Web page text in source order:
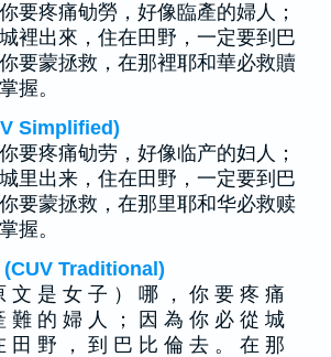
要疼痛劬勞，好像臨產的婦人；
裡出來，住在田野，一定要到巴
要蒙拯救，在那裡耶和華必救贖
握。
Simplified)
要疼痛劬劳，好像临产的妇人；
里出来，住在田野，一定要到巴
要蒙拯救，在那里耶和华必救赎
握。
(CUV Traditional)
文 是 女 子 ） 哪 ， 你 要 疼 痛
難 的 婦 人 ； 因 為 你 必 從 城
田 野 ， 到 巴 比 倫 去 。 在 那